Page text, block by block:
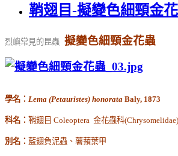
鞘翅目-擬變色細頸金
烈嶼常見的昆蟲 擬變色細頸金花蟲
學名： Lema (Petauristes) honorata Baly, 1873
科名： 鞘翅目 Coleoptera 金花蟲科
別名： 藍翅負泥蟲、薯蕷葉甲